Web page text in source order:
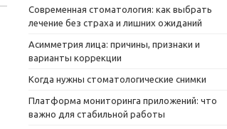
Современная стоматология: как выбрать
лечение без страха и лишних ожиданий
Асимметрия лица: причины, признаки и
варианты коррекции
Когда нужны стоматологические снимки
Платформа мониторинга приложений: что
важно для стабильной работы